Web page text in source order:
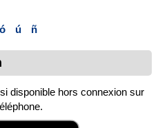
ó ú ñ
disponible hors connexion sur